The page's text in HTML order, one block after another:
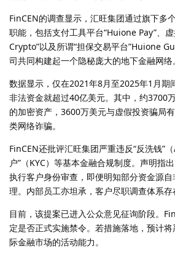
FinCEN的调查显示，汇旺集团通过旗下多
职能，包括支付工具平台“Huione Pay”、
Crypto”以及所谓“担保交易平台”Huione
司共同构建起一个隐秘庞大的地下金融网络。
数据显示，仅在2021年8月至2025年1月期
非法资金就超过40亿美元。其中，约3700
的加密资产，3600万美元与虚假投资骗局
类网络诈骗。
FinCEN还批评汇旺集团严重违反“反洗钱”
户”（KYC）等基本金融合规制度。声明指
执行客户身份审查，即便明知部分资金源
理。内部员工亦坦承，客户尽职调查体系存
目前，该提案已进入公众意见征询阶段。
定是否正式实施禁令。若措施落地，预计
际金融市场的活动能力。